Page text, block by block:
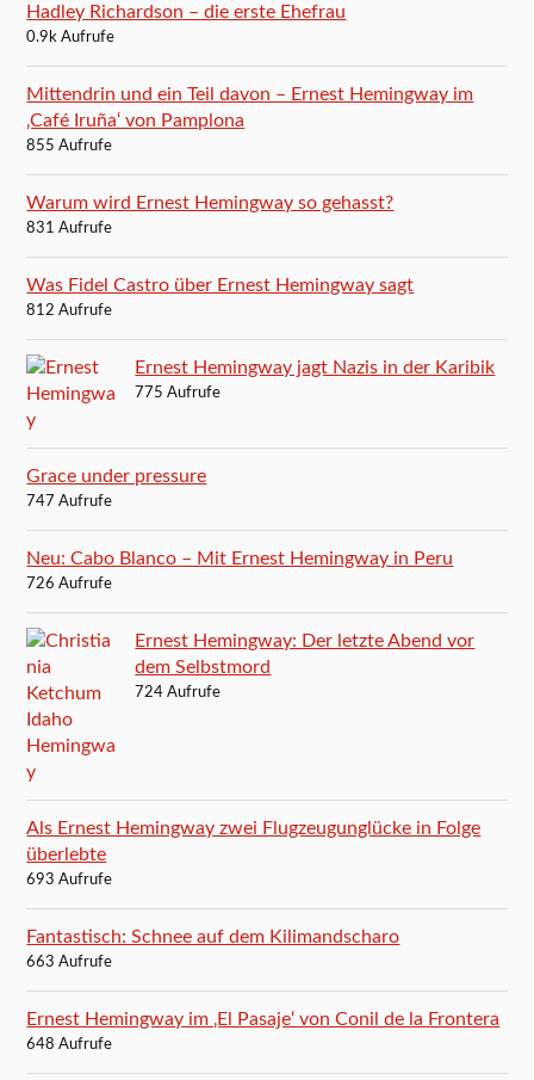
Hadley Richardson – die erste Ehefrau
0.9k Aufrufe
Mittendrin und ein Teil davon – Ernest Hemingway im
‚Café Iruña‘ von Pamplona
855 Aufrufe
Warum wird Ernest Hemingway so gehasst?
831 Aufrufe
Was Fidel Castro über Ernest Hemingway sagt
812 Aufrufe
Ernest Hemingway jagt Nazis in der Karibik
775 Aufrufe
Grace under pressure
747 Aufrufe
Neu: Cabo Blanco – Mit Ernest Hemingway in Peru
726 Aufrufe
Ernest Hemingway: Der letzte Abend vor
dem Selbstmord
724 Aufrufe
Als Ernest Hemingway zwei Flugzeugunglücke in Folge
überlebte
693 Aufrufe
Fantastisch: Schnee auf dem Kilimandscharo
663 Aufrufe
Ernest Hemingway im ‚El Pasaje‘ von Conil de la Frontera
648 Aufrufe